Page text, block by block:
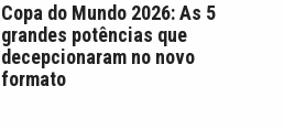
Copa do Mundo 2026: As 5
grandes potências que
decepcionaram no novo
formato